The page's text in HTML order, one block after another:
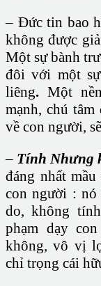
– Đức tin bao
không được
Một sự bành
đôi với một
liêng. Một
mạnh, chú
về con người,
– Tính Nhưng
đáng nhất
con người :
do, không
phạm dạy
không, vô vị
chỉ trọng cái